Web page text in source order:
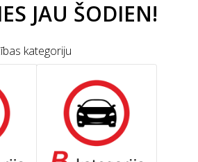
JAU ŠODIEN!
kategoriju